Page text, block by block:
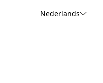
Nederlands